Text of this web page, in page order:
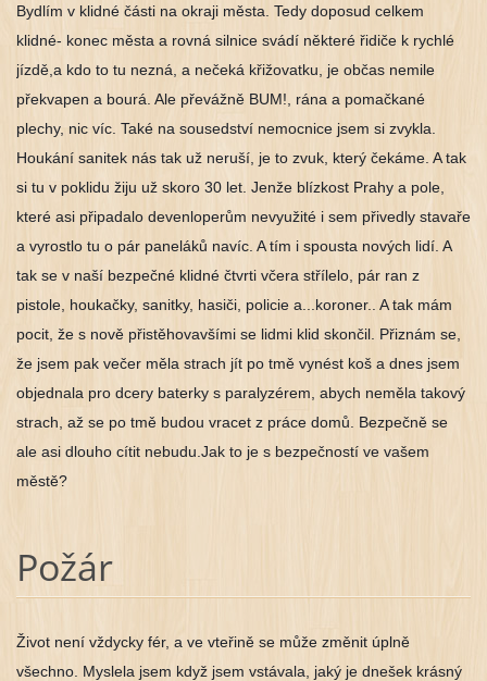
Bydlím v klidné části na okraji města. Tedy doposud celkem
klidné- konec města a rovná silnice svádí některé řidiče k rychlé
jízdě,a kdo to tu nezná, a nečeká křižovatku, je občas nemile
překvapen a bourá. Ale převážně BUM!, rána a pomačkané
plechy, nic víc. Také na sousedství nemocnice jsem si zvykla.
Houkání sanitek nás tak už neruší, je to zvuk, který čekáme. A tak
si tu v poklidu žiju už skoro 30 let. Jenže blízkost Prahy a pole,
které asi připadalo devenloperům nevyužitéi sem přivedly stavaře
a vyrostlo tu o pár paneláků navíc. A tím i spousta nových lidí. A
tak se v naší bezpečné klidné čtvrti včera střílelo, pár ran z
pistole, houkačky, sanitky, hasiči, policie a...koroner.. A tak mám
pocit, že s nově přistěhovavšími se lidmi klid skončil. Přiznám se,
že jsem pak večer měla strach jít po tmě vynést koš a dnes jsem
objednala pro dcery baterky s paralyzérem, abych neměla takový
strach, až se po tmě budou vracet z práce domů. Bezpečně se
ale asi dlouho cítit nebudu.Jak to je s bezpečností ve vašem
městě?
Požár
Život není vždycky fér, a ve vteřině se může změnit úplně
všechno. Myslela jsem když jsem vstávala, jaký je dnešek krásný